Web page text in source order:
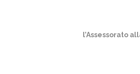
l’Assessorato